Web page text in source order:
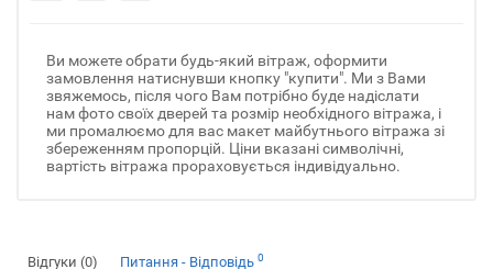
Ви можете обрати будь-який вітраж, оформити
замовлення натиснувши кнопку "купити". Ми з Вами
звяжемось, після чого Вам потрібно буде надіслати
нам фото своїх дверей та розмір необхідного вітража, і
ми промалюємо для вас макет майбутнього вітража зі
збереженням пропорцій. Ціни вказані символічні,
вартість вітража прораховується індивідуально.
Відгуки (0) Питання - Відповідь 0